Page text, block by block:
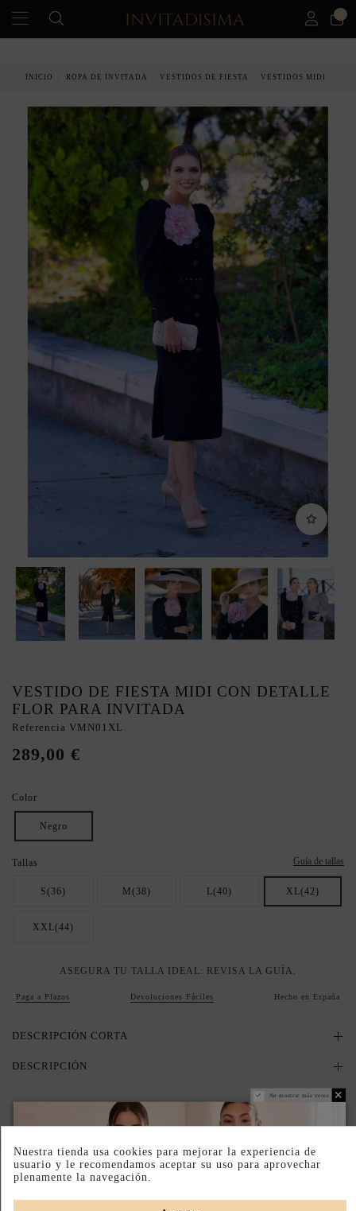
INICIO ROPA DE INVITADA VESTIDOS DE FIESTA VESTIDOS MIDI
VESTIDO DE FIESTA MIDI CON DETALLE
FLOR PARA INVITADA
Referencia VMN01XL
289,00 €
Color
Negro
Tallas Guía de tallas
S(36) M(38) L(40) XL(42)
XXL(44)
ASEGURA TU TALLA IDEAL: REVISA LA GUÍA.
Paga a Plazos Devoluciones Fáciles Hecho en España
DESCRIPCIÓN CORTA
DESCRIPCIÓN
Completa tu look
No mostrar más veces
Nuestra tienda usa cookies para mejorar la experiencia de
usuario y le recomendamos aceptar su uso para aprovechar
plenamente la navegación.